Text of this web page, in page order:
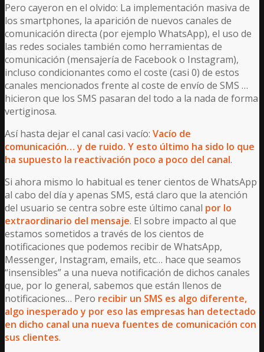
Pero cayeron en el olvido: La implementación masiva de
los smartphones, la aparición de nuevos canales de
comunicación directa (por ejemplo WhatsApp), el uso de
las redes sociales también como herramientas de
comunicación (mensajería de Facebook o Instagram),
incluso condicionantes como el coste (casi 0) de estos
canales mencionados frente al coste de envío de SMS …
hicieron que los SMS pasaran del todo a la nada de forma
vertiginosa.
Así hasta dejar el canal casi vacío: Vacío de
comunicación… y de ruido. Y esto último ha sido lo que
ha supuesto la reactivación poco a poco del canal.
Si ahora mismo lo habitual es tener cientos de WhatsApp
al cabo del día y apenas SMS, está claro que la atención
del usuario se centra sobre este último canal por lo
extraordinario del mensaje. El sobre impacto al que
estamos sometidos a través de los cientos de
notificaciones que podemos recibir de WhatsApp,
Messenger, Instagram, emails, etc… hace que seamos
“insensibles” a una nueva notificación de dichos canales
que, por lo general, sabemos que están llenos de
notificaciones… Pero recibir un SMS es algo diferente,
algo inesperado y por eso las empresas han detectado
en dicho canal una nueva fuentes de comunicación con
sus clientes.